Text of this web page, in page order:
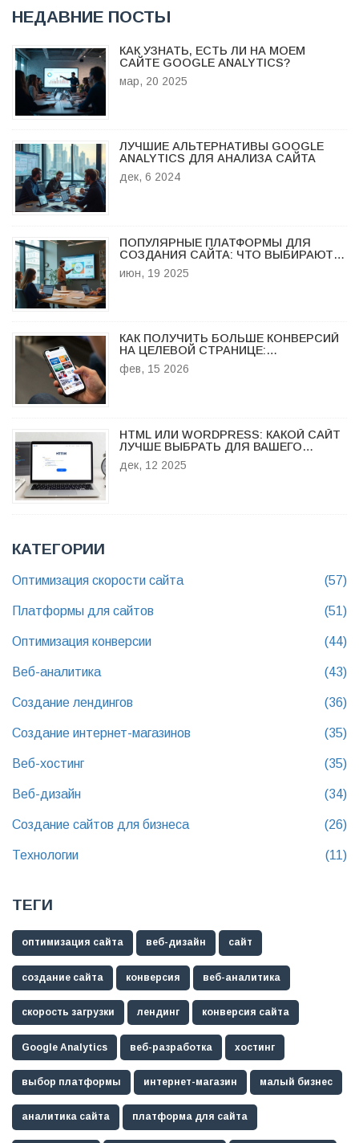
НЕДАВНИЕ ПОСТЫ
КАК УЗНАТЬ, ЕСТЬ ЛИ НА МОЕМ
САЙТЕ GOOGLE ANALYTICS?
мар, 20 2025
ЛУЧШИЕ АЛЬТЕРНАТИВЫ GOOGLE
ANALYTICS ДЛЯ АНАЛИЗА САЙТА
дек, 6 2024
ПОПУЛЯРНЫЕ ПЛАТФОРМЫ ДЛЯ
СОЗДАНИЯ САЙТА: ЧТО ВЫБИРАЮТ В
июн, 19 2025
КАК ПОЛУЧИТЬ БОЛЬШЕ КОНВЕРСИЙ
НА ЦЕЛЕВОЙ СТРАНИЦЕ:
ПРОВЕРЕННЫЕ СПОСОБЫ
фев, 15 2026
HTML ИЛИ WORDPRESS: КАКОЙ САЙТ
ЛУЧШЕ ВЫБРАТЬ ДЛЯ ВАШЕГО
ПРОЕКТА
дек, 12 2025
КАТЕГОРИИ
Оптимизация скорости сайта (57)
Платформы для сайтов (51)
Оптимизация конверсии (44)
Веб-аналитика (43)
Создание лендингов (36)
Создание интернет-магазинов (35)
Веб-хостинг (35)
Веб-дизайн (34)
Создание сайтов для бизнеса (26)
Технологии (11)
ТЕГИ
оптимизация сайта веб-дизайн сайт
создание сайта конверсия веб-аналитика
скорость загрузки лендинг конверсия сайта
Google Analytics веб-разработка хостинг
выбор платформы интернет-магазин малый бизнес
аналитика сайта платформа для сайта